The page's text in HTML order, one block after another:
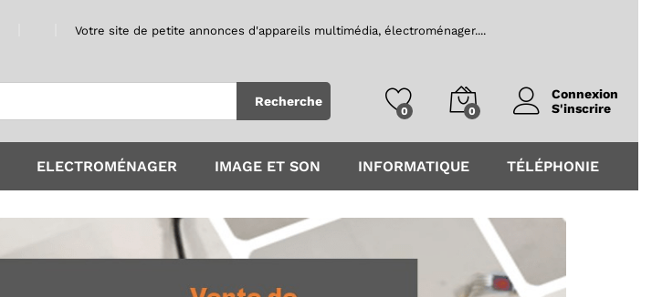
Votre site de petite annonces d'appareils multimédia, électroménager....
Recherche
0 0 S'inscrire
ELECTROMÉNAGER IMAGE ET SON INFORMATIQUE TÉLÉPHONIE